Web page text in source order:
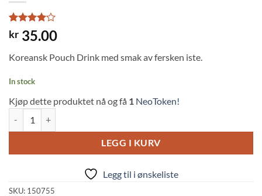
Rated4
out of 5
2
customer
kr 35.00
Koreansk Pouch Drink med smak av fersken iste.
In stock
Kjøp dette produktet nå og få 1 NeoToken!
LEGG I KURV
Legg til i ønskeliste
SKU: 150755